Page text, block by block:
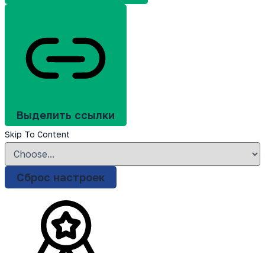
Выделить ссылки
Skip To Content
Сброс настроек